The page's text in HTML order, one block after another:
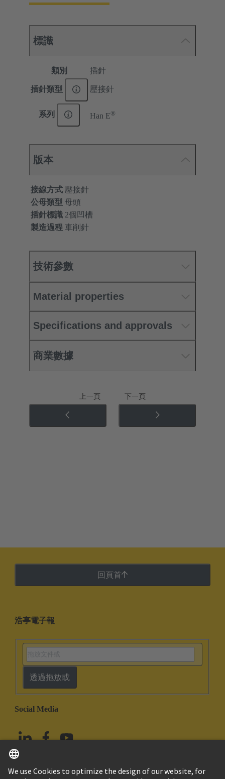
標識
類別 插針
插針類型 壓接針
系列 Han E®
版本
接線方式 壓接針
公母類型 母頭
插針標識 2個凹槽
製造過程 車削針
技術參數
Material properties
Specifications and approvals
商業數據
上一頁 下一頁
回頁首
浩亭電子報
透過拖放或
Social Media